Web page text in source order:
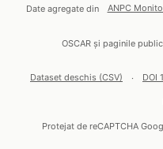
Date agregate din ANPC
OSCAR și paginile
Dataset deschis (CSV) · DOI
Protejat de reCAPTCHA